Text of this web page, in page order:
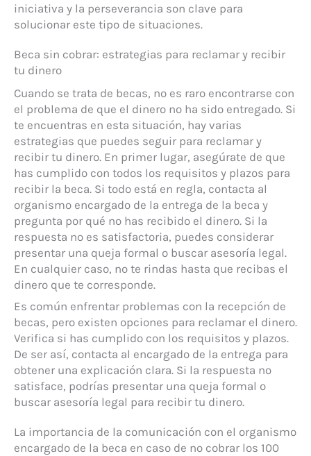
iniciativa y la perseverancia son clave para
solucionar este tipo de situaciones.
Beca sin cobrar: estrategias para reclamar y recibir
tu dinero
Cuando se trata de becas, no es raro encontrarse con
el problema de que el dinero no ha sido entregado. Si
te encuentras en esta situación, hay varias
estrategias que puedes seguir para reclamar y
recibir tu dinero. En primer lugar, asegúrate de que
has cumplido con todos los requisitos y plazos para
recibir la beca. Si todo está en regla, contacta al
organismo encargado de la entrega de la beca y
pregunta por qué no has recibido el dinero. Si la
respuesta no es satisfactoria, puedes considerar
presentar una queja formal o buscar asesoría legal.
En cualquier caso, no te rindas hasta que recibas el
dinero que te corresponde.
Es común enfrentar problemas con la recepción de
becas, pero existen opciones para reclamar el dinero.
Verifica si has cumplido con los requisitos y plazos.
De ser así, contacta al encargado de la entrega para
obtener una explicación clara. Si la respuesta no
satisface, podrías presentar una queja formal o
buscar asesoría legal para recibir tu dinero.
La importancia de la comunicación con el organismo
encargado de la beca en caso de no cobrar los 100